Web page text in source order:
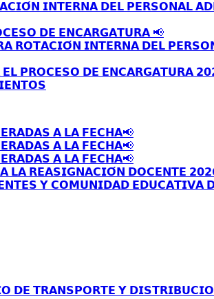
𝗜𝗡𝗧𝗘𝗥𝗡𝗔 𝗗𝗘𝗟 𝗣𝗘𝗥𝗦𝗢𝗡𝗔𝗟
𝗗𝗘 𝗘𝗡𝗖𝗔𝗥𝗚𝗔𝗧𝗨𝗥𝗔 📢
𝗥𝗢𝗧𝗔𝗖𝗜𝗢́𝗡 𝗜𝗡𝗧𝗘𝗥𝗡𝗔 𝗗𝗘𝗟
𝗣𝗥𝗢𝗖𝗘𝗦𝗢 𝗗𝗘 𝗘𝗡𝗖𝗔𝗥𝗚𝗔𝗧𝗨𝗥𝗔
𝗔 𝗟𝗔 𝗙𝗘𝗖𝗛𝗔📢
𝗔 𝗟𝗔 𝗙𝗘𝗖𝗛𝗔📢
𝗔 𝗟𝗔 𝗙𝗘𝗖𝗛𝗔📢
𝗥𝗘𝗔𝗦𝗜𝗚𝗡𝗔𝗖𝗜𝗢́𝗡 𝗗𝗢𝗖𝗘𝗡𝗧𝗘
𝗬 𝗖𝗢𝗠𝗨𝗡𝗜𝗗𝗔𝗗 𝗘𝗗𝗨𝗖𝗔𝗧𝗜𝗩𝗔
𝗗𝗘 𝗧𝗥𝗔𝗡𝗦𝗣𝗢𝗥𝗧𝗘 𝗬